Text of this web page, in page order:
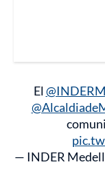
El
— INDER